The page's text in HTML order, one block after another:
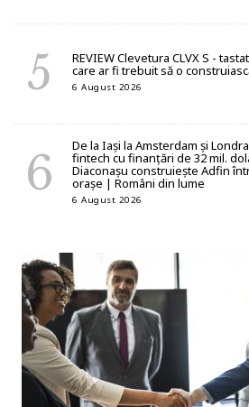
REVIEW Clevetura CLVX S -
care ar fi trebuit să o
6 August 2026
De la Iași la Amsterdam și
fintech cu finanțări de 32 mil.
Diaconașu construiește Adfin
orașe | Români din lume
6 August 2026